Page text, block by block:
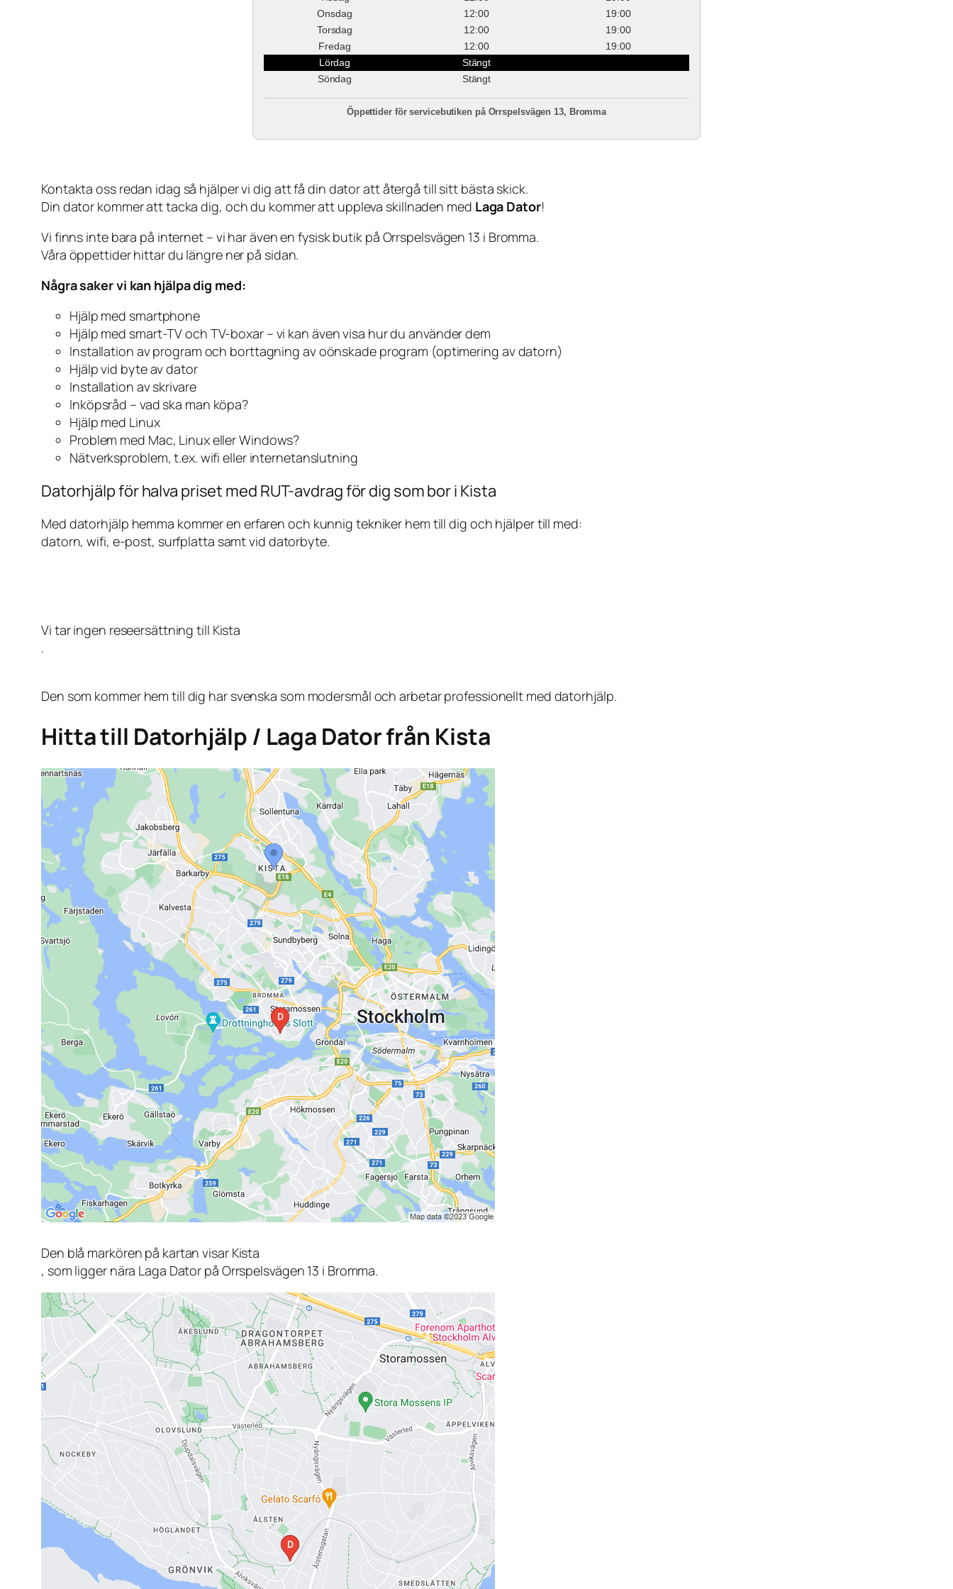
Onsdag
12:00
19:00
Torsdag
12:00
19:00
Fredag
12:00
19:00
Lördag
Stängt
Söndag
Stängt
Öppettider för servicebutiken på Orrspelsvägen 13, Bromma
Kontakta oss redan idag så hjälper vi dig att få din dator att återgå till sitt bästa skick.
Din dator kommer att tacka dig, och du kommer att uppleva skillnaden med Laga Dator!
Vi finns inte bara på internet – vi har även en fysisk butik på Orrspelsvägen 13 i Bromma.
Våra öppettider hittar du längre ner på sidan.
Några saker vi kan hjälpa dig med:
Hjälp med smartphone
Hjälp med smart-TV och TV-boxar – vi kan även visa hur du använder dem
Installation av program och borttagning av oönskade program (optimering av datorn)
Hjälp vid byte av dator
Installation av skrivare
Inköpsråd – vad ska man köpa?
Hjälp med Linux
Problem med Mac, Linux eller Windows?
Nätverksproblem, t.ex. wifi eller internetanslutning
Datorhjälp för halva priset med RUT-avdrag för dig som bor i Kista
Med datorhjälp hemma kommer en erfaren och kunnig tekniker hem till dig och hjälper till med:
datorn, wifi, e-post, surfplatta samt vid datorbyte.
Vi tar ingen reseersättning till Kista
.
Den som kommer hem till dig har svenska som modersmål och arbetar professionellt med datorhjälp.
Hitta till Datorhjälp / Laga Dator från Kista
Den blå markören på kartan visar Kista
, som ligger nära Laga Dator på Orrspelsvägen 13 i Bromma.